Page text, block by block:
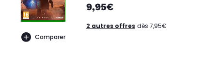
Comparer
9,95€
2 autres offres dès 7,95€